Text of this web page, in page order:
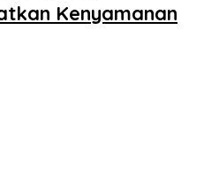
Kenyamanan